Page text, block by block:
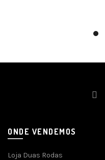
ONDE VENDEMOS
Loja Duas Rodas